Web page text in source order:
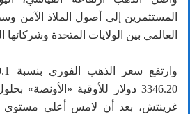
المستثمرين إلى أصول الملاذ الآمن
العالمي بين الولايات المتحدة وشركائها